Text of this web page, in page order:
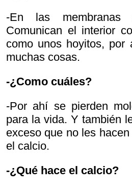
-En las
Comunican el interior
como unos hoyitos, por
muchas cosas.
-¿Como cuáles?
-Por ahí se pierden
para la vida. Y también
exceso que no les
el calcio.
-¿Qué hace el calcio?